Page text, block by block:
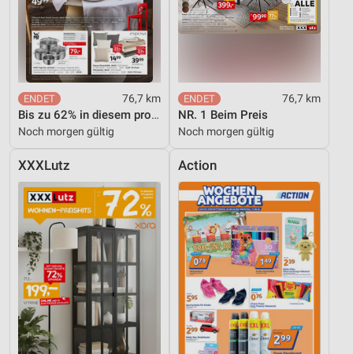
76,7 km
Bis zu 62% in diesem prospekt
Noch morgen gültig
76,7 km
NR. 1 Beim Preis
Noch morgen gültig
XXXLutz Action